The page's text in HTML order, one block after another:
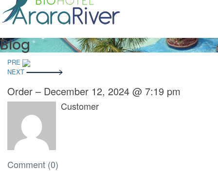
Blog
Navegación
de
PRE
NEXT
Order – December 12, 2024 @ 7:19 pm
Customer
Comment (0)